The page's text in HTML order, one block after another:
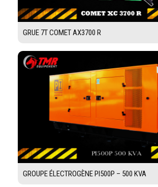
GRUE 7T COMET AX3700 R
GROUPE ÉLECTROGÈNE PI500P – 500 KVA